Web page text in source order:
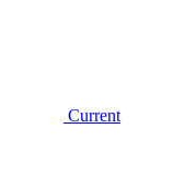
Current